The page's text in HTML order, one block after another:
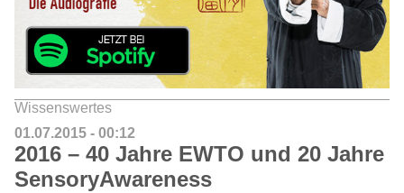
Wissenswertes
01.07.2015 - 00:12
2016 – 40 Jahre EWTO und 20 Jahre
SensoryAwareness